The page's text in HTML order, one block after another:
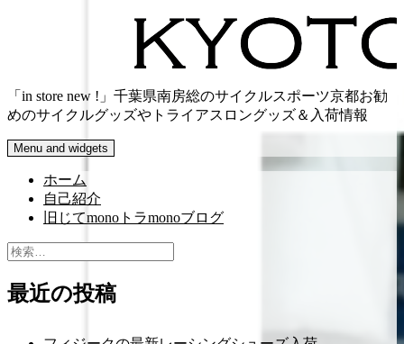
「in store new !」千葉県南房総のサイクルスポーツ京都お勧
めのサイクルグッズやトライアスロングッズ＆入荷情報
Menu and widgets
ホーム
自己紹介
旧じてmonoトラmonoブログ
検
最近の投稿